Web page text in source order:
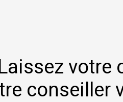
votre
conseiller